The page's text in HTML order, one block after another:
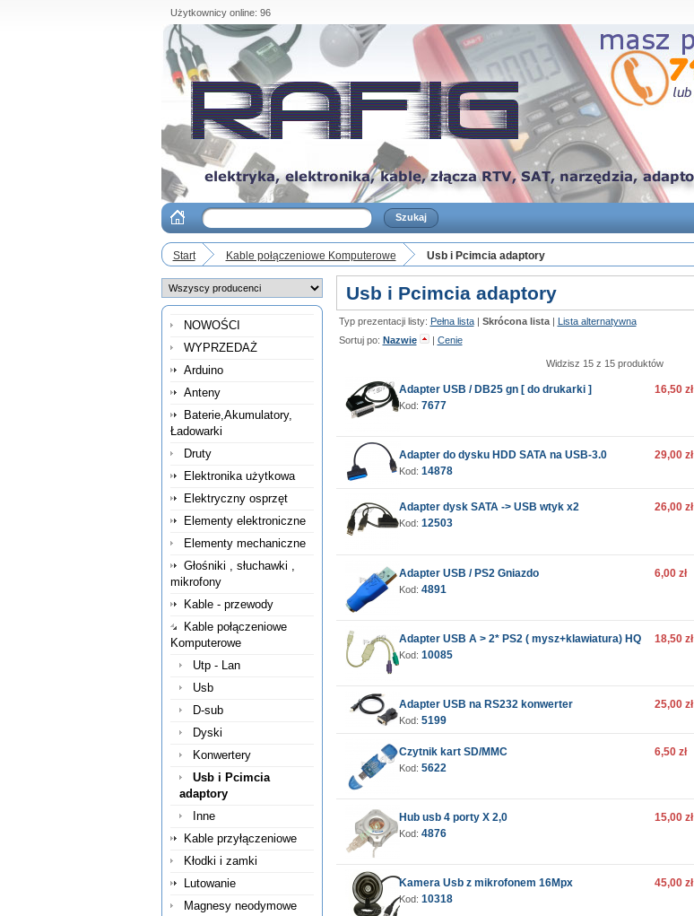
Użytkownicy online: 96
Start Kable połączeniowe Komputerowe Usb i Pcimcia adaptory
NOWOŚCI
WYPRZEDAŻ
Arduino
Anteny
Baterie,Akumulatory,
Ładowarki
Druty
Elektronika użytkowa
Elektryczny osprzęt
Elementy elektroniczne
Elementy mechaniczne
Głośniki , słuchawki ,
mikrofony
Kable - przewody
Kable połączeniowe
Komputerowe
Utp - Lan
Usb
D-sub
Dyski
Konwertery
Usb i Pcimcia
adaptory
Inne
Kable przyłączeniowe
Kłodki i zamki
Lutowanie
Magnesy neodymowe
Usb i Pcimcia adaptory
Typ prezentacji listy: Pełna lista| Skrócona lista| Lista alternatywna
Sortuj po: Nazwie | Cenie
Widzisz 15 z 15 produktów
Adapter USB / DB25 gn [ do drukarki ]
Kod: 7677
16,50 zł
Adapter do dysku HDD SATA na USB-3.0
Kod: 14878
29,00 zł
Adapter dysk SATA -> USB wtyk x2
Kod: 12503
26,00 zł
Adapter USB / PS2 Gniazdo
Kod: 4891
6,00 zł
Adapter USB A > 2* PS2 ( mysz+klawiatura) HQ
Kod: 10085
18,50 zł
Adapter USB na RS232 konwerter
Kod: 5199
25,00 zł
Czytnik kart SD/MMC
Kod: 5622
6,50 zł
Hub usb 4 porty X 2,0
Kod: 4876
15,00 zł
Kamera Usb z mikrofonem 16Mpx
Kod: 10318
45,00 zł